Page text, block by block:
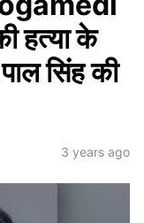
हत्या के
सिंह की
3 years ago